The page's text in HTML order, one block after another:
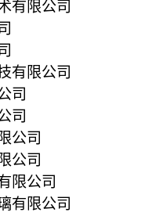
有限公司
有限公司
司
司
公司
公司
限公司
有限公司